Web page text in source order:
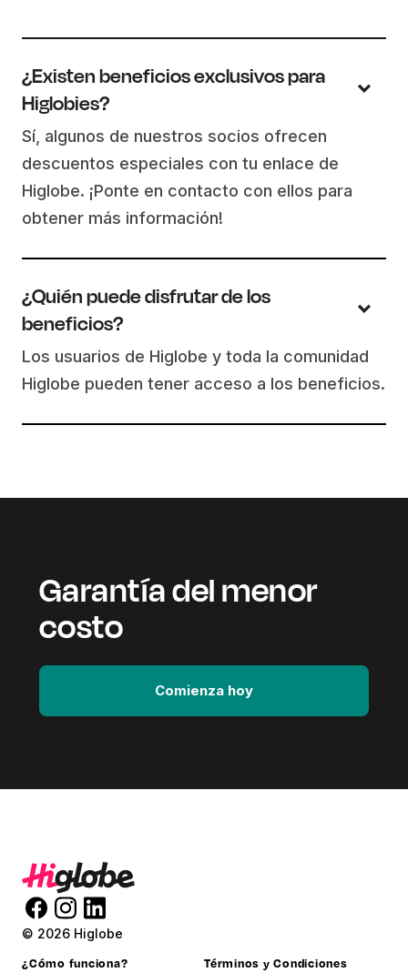
¿Existen beneficios exclusivos para
Higlobies?
Sí, algunos de nuestros socios ofrecen
descuentos especiales con tu enlace de
Higlobe. ¡Ponte en contacto con ellos para
obtener más información!
¿Quién puede disfrutar de los
beneficios?
Los usuarios de Higlobe y toda la comunidad
Higlobe pueden tener acceso a los beneficios.
Garantía del menor
costo
Comienza hoy
© 2026 Higlobe
¿Cómo funciona? Términos y Condiciones